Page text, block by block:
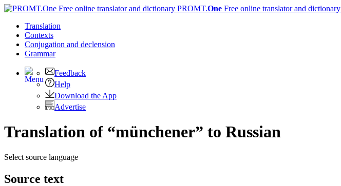
PROMT.One Free online translator and dictionary
Translation
Contexts
Conjugation and declension
Grammar
Feedback
Help
Download the App
Advertise
Translation of “münchener” to Russian
Select source language
Source text